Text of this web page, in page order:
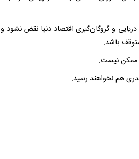
و گروگان‌گیری اقتصاد دنیا نقض نشود و
باشد.
ممکن نیست.
هم نخواهند رسید.